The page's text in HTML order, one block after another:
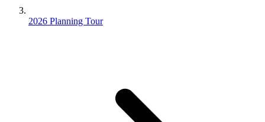
2026 Planning Tour